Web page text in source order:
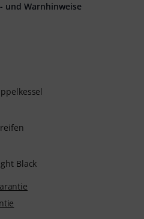
Black
und Warnhinweise